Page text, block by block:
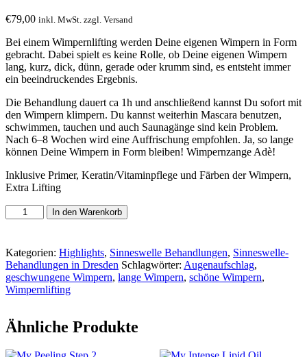
€79,00 inkl. MwSt. zzgl. Versand
Bei einem Wimpernlifting werden Deine eigenen Wimpern in Form
gebracht. Dabei spielt es keine Rolle, ob Deine eigenen Wimpern
lang, kurz, dick, dünn, gerade oder krumm sind, es entsteht immer
ein beeindruckendes Ergebnis.
Die Behandlung dauert ca 1h und anschließend kannst Du sofort mit
den Wimpern klimpern. Du kannst weiterhin Mascara benutzen,
schwimmen, tauchen und auch Saunagänge sind kein Problem.
Nach 6–8 Wochen wird eine Auffrischung empfohlen. Ja, so lange
können Deine Wimpern in Form bleiben! Wimpernzange Adè!
Inklusive Primer, Keratin/Vitaminpflege und Färben der Wimpern,
Extra Lifting
Wimpernlifting
Menge
In den Warenkorb
Kategorien: Highlights, Sinneswelle Behandlungen, Sinneswelle-
Behandlungen in Dresden Schlagwörter: Augenaufschlag,
geschwungene Wimpern, lange Wimpern, schöne Wimpern,
Wimpernlifting
Ähnliche Produkte